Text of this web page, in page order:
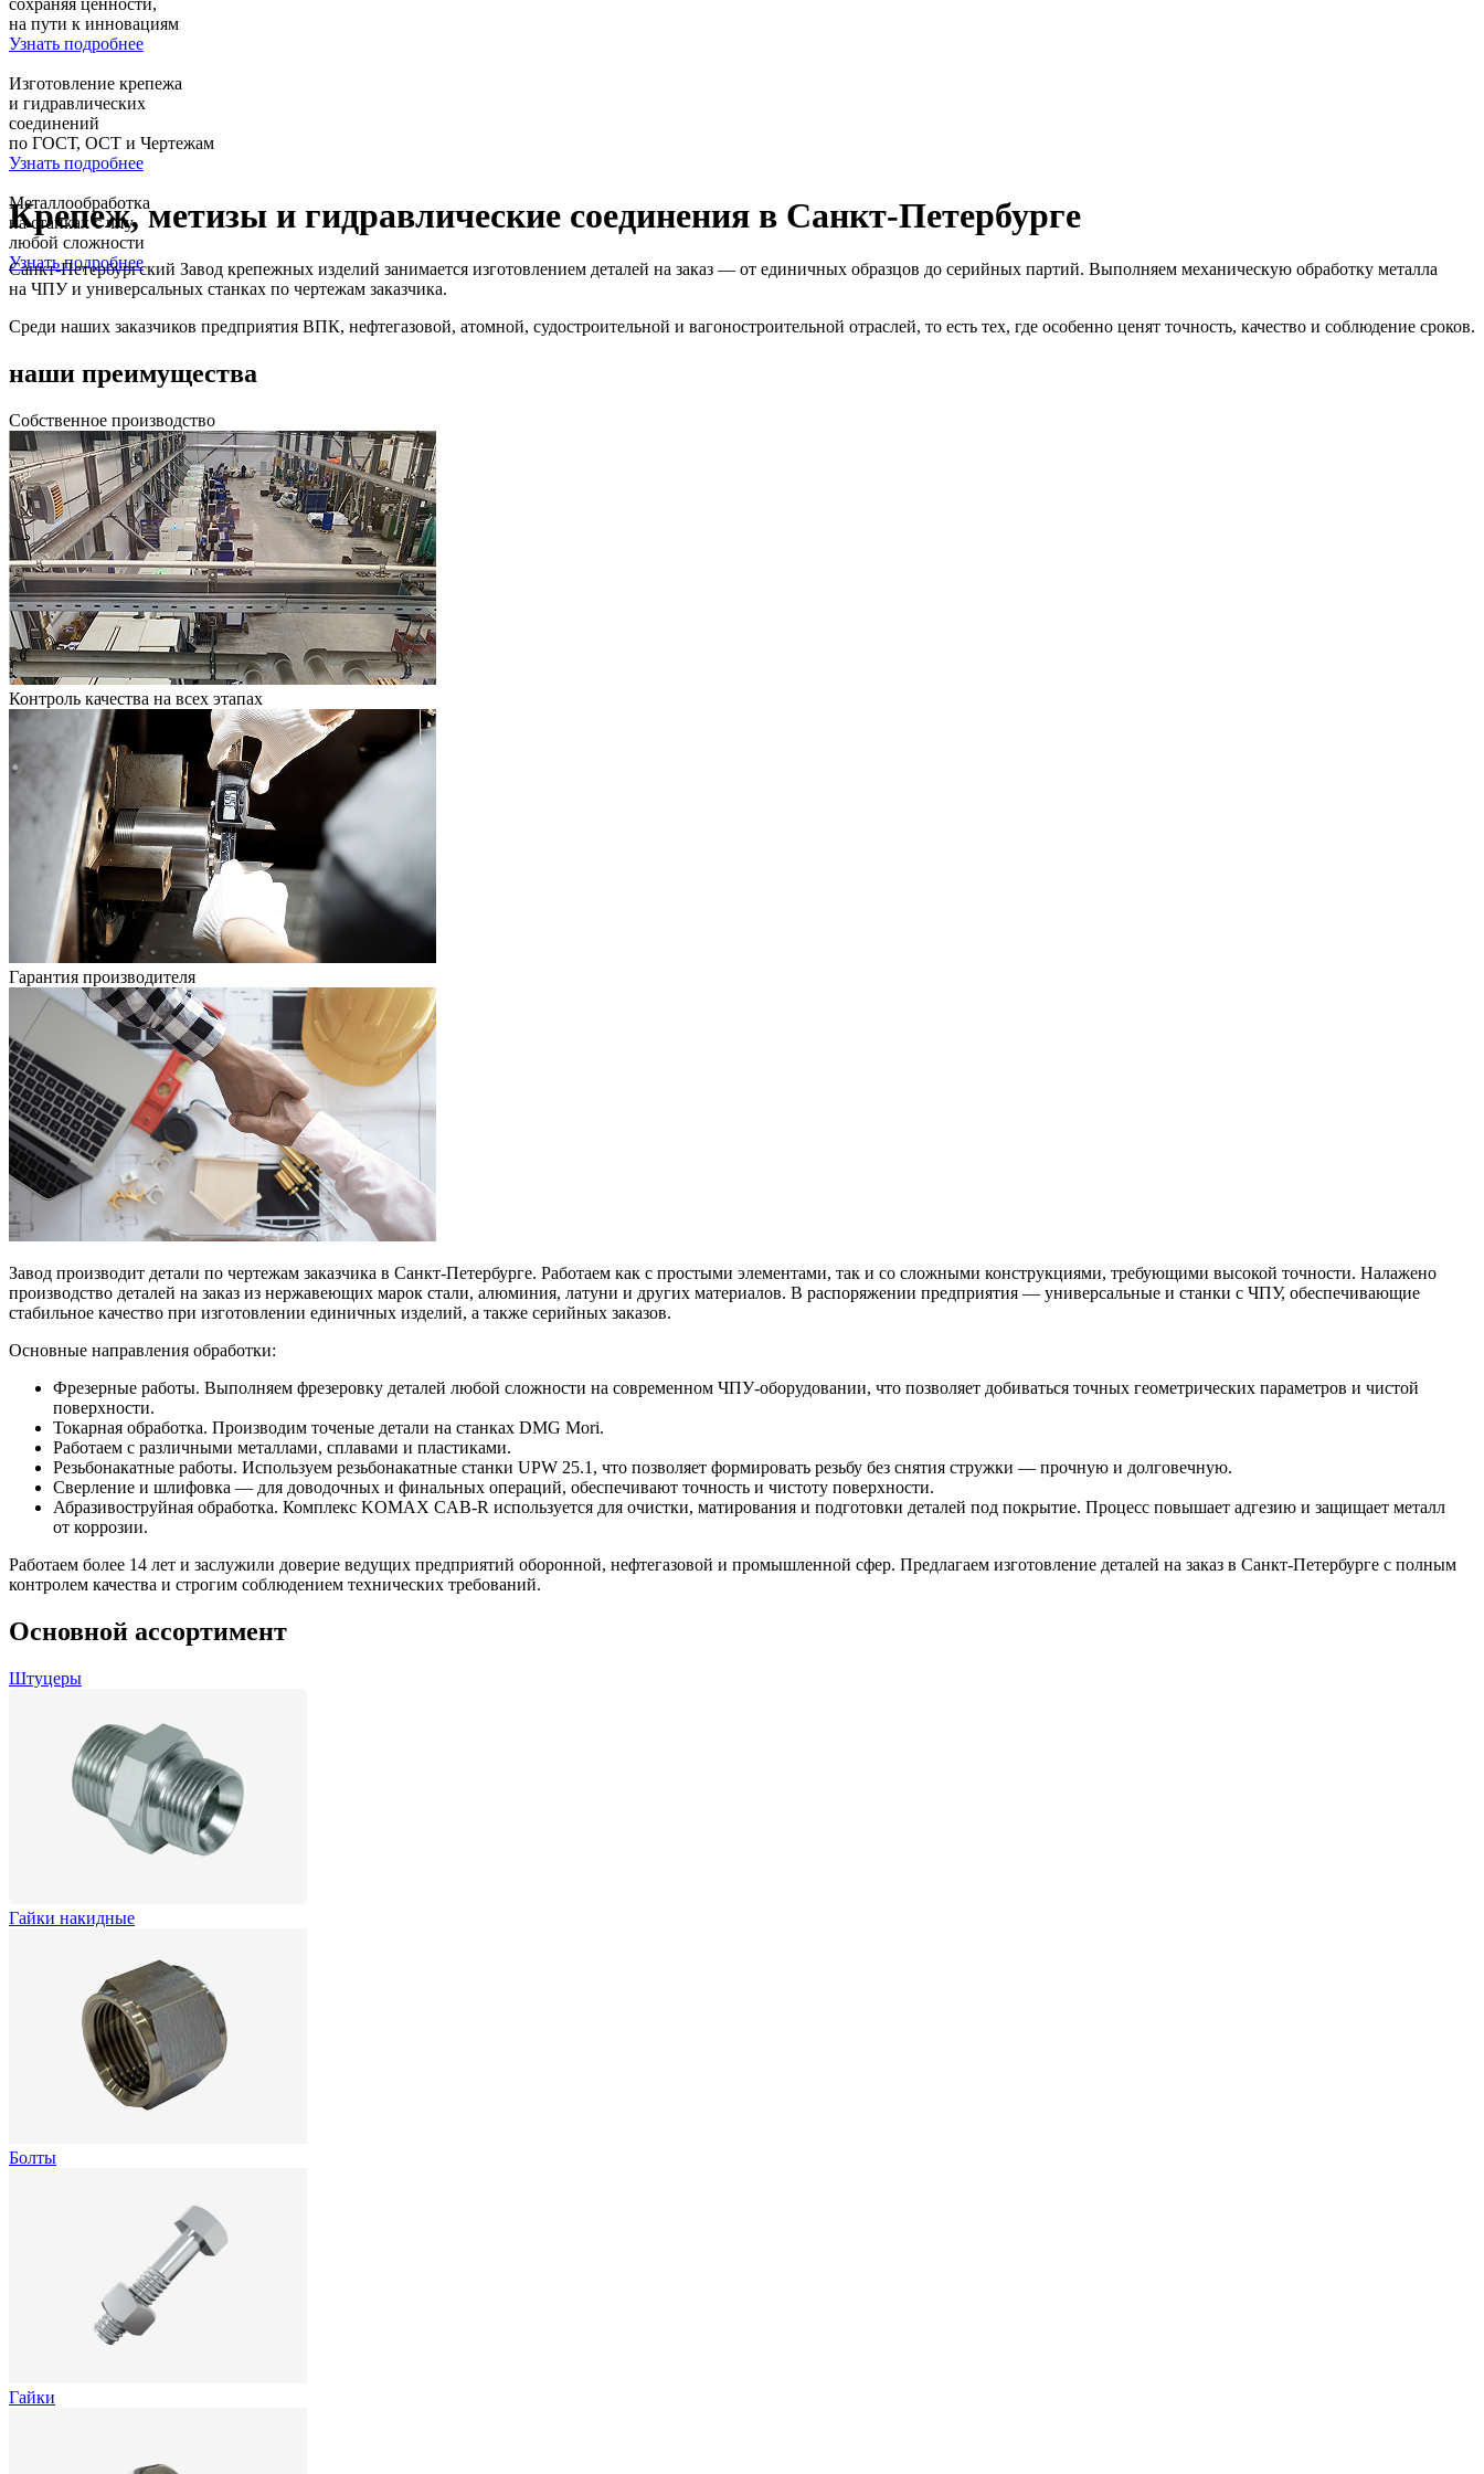
сохраняя ценности,
на пути к инновациям
Узнать подробнее
Изготовление крепежа
и гидравлических
соединений
по ГОСТ, ОСТ и Чертежам
Узнать подробнее
Металлообработка
на станках с чпу
любой сложности
Узнать подробнее
Крепеж, метизы и гидравлические соединения в Санкт-Петербурге
Санкт-Петербургский Завод крепежных изделий занимается изготовлением деталей на заказ — от единичных образцов до серийных партий. Выполняем механическую обработку металла
на ЧПУ и универсальных станках по чертежам заказчика.
Среди наших заказчиков предприятия ВПК, нефтегазовой, атомной, судостроительной и вагоностроительной отраслей, то есть тех, где особенно ценят точность, качество и соблюдение сроков.
наши преимущества
Собственное производство
Контроль качества на всех этапах
Гарантия производителя
Завод производит детали по чертежам заказчика в Санкт-Петербурге. Работаем как с простыми элементами, так и со сложными конструкциями, требующими высокой точности. Налажено
производство деталей на заказ из нержавеющих марок стали, алюминия, латуни и других материалов. В распоряжении предприятия — универсальные и станки с ЧПУ, обеспечивающие
стабильное качество при изготовлении единичных изделий, а также серийных заказов.
Основные направления обработки:
Фрезерные работы. Выполняем фрезеровку деталей любой сложности на современном ЧПУ-оборудовании, что позволяет добиваться точных геометрических параметров и чистой
поверхности.
Токарная обработка. Производим точеные детали на станках DMG Mori.
Работаем с различными металлами, сплавами и пластиками.
Резьбонакатные работы. Используем резьбонакатные станки UPW 25.1, что позволяет формировать резьбу без снятия стружки — прочную и долговечную.
Сверление и шлифовка — для доводочных и финальных операций, обеспечивают точность и чистоту поверхности.
Абразивоструйная обработка. Комплекс KOMAX CAB-R используется для очистки, матирования и подготовки деталей под покрытие. Процесс повышает адгезию и защищает металл
от коррозии.
Работаем более 14 лет и заслужили доверие ведущих предприятий оборонной, нефтегазовой и промышленной сфер. Предлагаем изготовление деталей на заказ в Санкт-Петербурге с полным
контролем качества и строгим соблюдением технических требований.
Основной ассортимент
Штуцеры
Гайки накидные
Болты
Гайки